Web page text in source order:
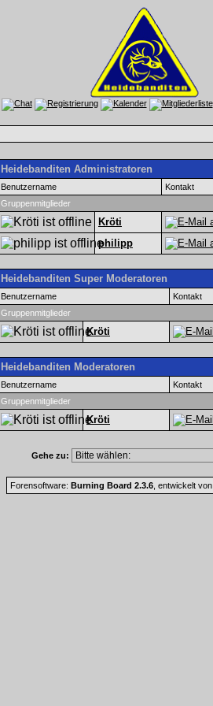
Heidebanditen Administratoren
Benutzername
Kontakt
Gruppenmitglieder
Kröti
philipp
Heidebanditen Super Moderatoren
Benutzername
Kontakt
Gruppenmitglieder
Kröti
Heidebanditen Moderatoren
Benutzername
Kontakt
Gruppenmitglieder
Kröti
Gehe zu:
Forensoftware: Burning Board 2.3.6, entwickelt von